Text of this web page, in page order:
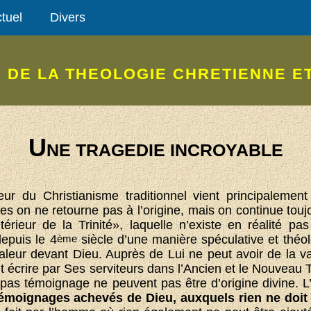
Divers
DE LA THEOLOGIE CHRETIENNE
UNE TRAGEDIE INCROYABLE
du Christianisme traditionnel vient
on ne retourne pas à l’origine, mais on continue
de la Trinité», laquelle n’existe en réalité
le 4èmesiècle d’une manière spéculative et
devant Dieu. Auprès de Lui ne peut avoir de la
écrire par Ses serviteurs dans l’Ancien et le Nouveau
témoignage ne peuvent pas être d’origine divine.
achevés de Dieu, auxquels rien ne